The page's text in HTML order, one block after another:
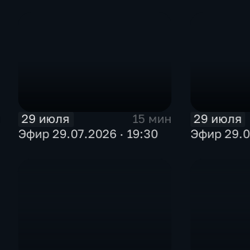
29 июля
15 мин
Эфир 29.07.2026 · 19:30
29 июля
Эфир